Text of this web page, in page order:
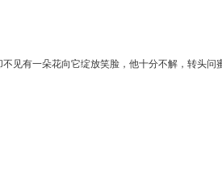
见有一朵花向它绽放笑脸，他十分不解，转头问